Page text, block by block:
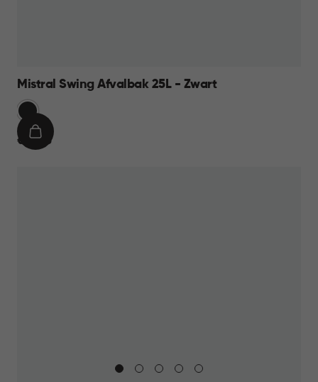
Mistral Swing Afvalbak 25L - Zwart
Zwart
€
€ 16,95
IN